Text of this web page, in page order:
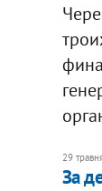
29
За